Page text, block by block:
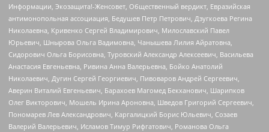
Информации, Экозащита!-Женсовет, Общественный вердикт, Евразийская
антимонопольная ассоциация, Бедушев Петр Петрович, Дзугкоева Регина
Николаевна, Кривенко Сергей Владимирович, Милославский Павел
Юрьевич, Шнырова Ольга Вадимовна, Чанышева Лилия Айратовна,
Сидорович Ольга Борисовна, Туровский Александр Алексеевич, Васильева
Анастасия Евгеньевна, Ривина Анна Валерьевна, Бойко Анатолий
Николаевич, Дугин Сергей Георгиевич, Пивоваров Андрей Сергеевич,
Аверин Виталий Евгеньевич, Барахоев Магомед Бекханович, Шарипков
Олег Викторович, Мошель Ирина Ароновна, Шведов Григорий Сергеевич,
Пономарев Лев Александрович, Каргалицкий Борис Юльевич, Созаев
Валерий Валерьевич, Исламов Тимур Рифгатович, Романова Ольга